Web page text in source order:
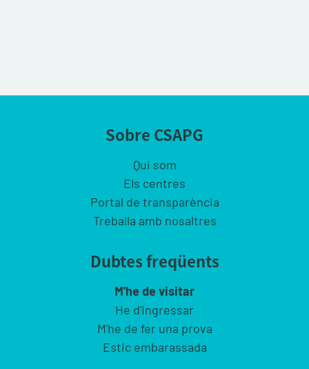
Sobre CSAPG
Qui som
Els centres
Portal de transparència
Treballa amb nosaltres
Dubtes freqüents
M'he de visitar
He d'ingressar
M'he de fer una prova
Estic embarassada